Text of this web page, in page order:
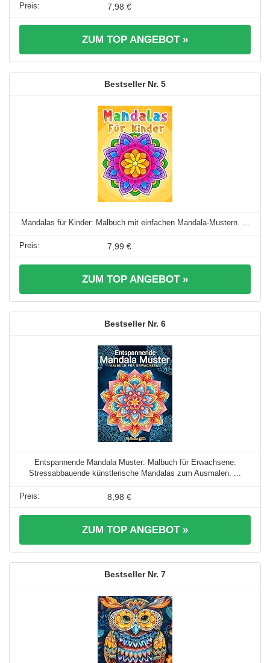
7,98 €
ZUM TOP ANGEBOT »
5
Mandalas für Kinder: Malbuch mit einfachen Mandala-Mustern. ...
7,99 €
ZUM TOP ANGEBOT »
6
Entspannende Mandala Muster: Malbuch für Erwachsene:
Stressabbauende künstlerische Mandalas zum Ausmalen. ...
8,98 €
ZUM TOP ANGEBOT »
7